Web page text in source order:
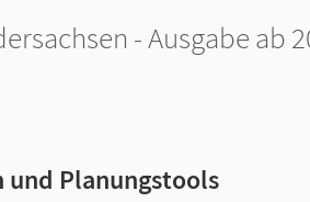
- Ausgabe ab
Planungstools